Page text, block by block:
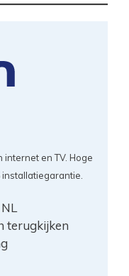
internet en TV. Hoge
terugkijken